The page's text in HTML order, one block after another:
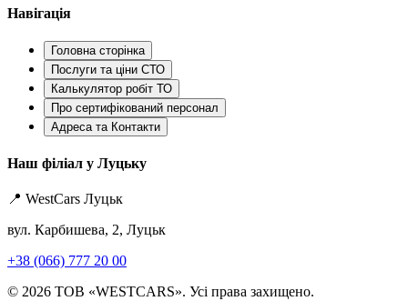
Навігація
Головна сторінка
Послуги та ціни СТО
Калькулятор робіт ТО
Про сертифікований персонал
Адреса та Контакти
Наш філіал у Луцьку
📍 WestCars Луцьк
вул. Карбишева, 2, Луцьк
+38 (066) 777 20 00
© 2026 ТОВ «WESTCARS». Усі права захищено.